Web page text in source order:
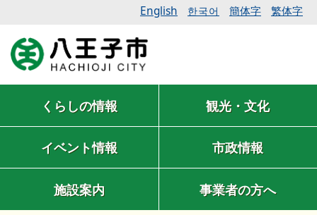
English 한국어 簡体字 繁体字
くらしの情報 観光・文化
イベント情報 市政情報
施設案内 事業者の方へ